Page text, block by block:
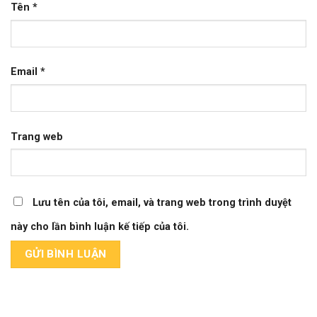
Tên *
Email *
Trang web
Lưu tên của tôi, email, và trang web trong trình duyệt
này cho lần bình luận kế tiếp của tôi.